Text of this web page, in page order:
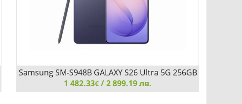
Samsung SM-S948B GALAXY S26 Ultra 5G 256GB
12GB Cobalt Violet
1 482.33€ / 2 899.19 лв.